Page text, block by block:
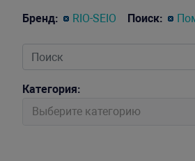
Бренд: RIO-SEIO Поиск:
Категория:
Выберите категорию